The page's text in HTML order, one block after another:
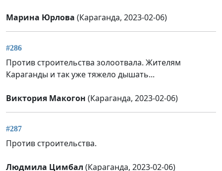
Марина Юрлова (Караганда, 2023-02-06)
#286
Против строительства золоотвала. Жителям
Караганды и так уже тяжело дышать...
Виктория Макогон (Караганда, 2023-02-06)
#287
Против строительства.
Людмила Цимбал (Караганда, 2023-02-06)